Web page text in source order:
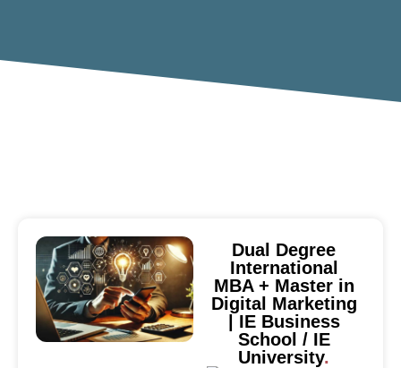
Dual Degree
International
MBA + Master in
Digital Marketing
| IE Business
School / IE
University.